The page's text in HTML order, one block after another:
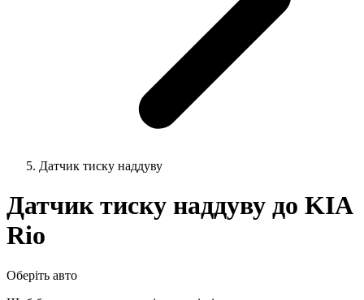
Датчик тиску наддуву
Датчик тиску наддуву до KIA
Rio
Оберіть авто